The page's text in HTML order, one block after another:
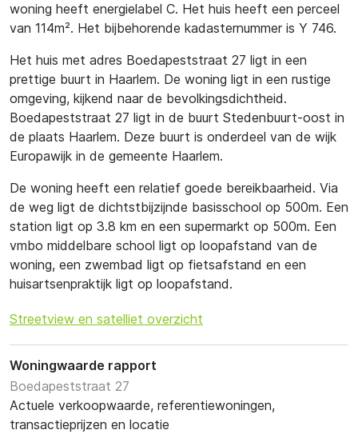
woning heeft energielabel C. Het huis heeft een perceel
van 114m². Het bijbehorende kadasternummer is Y 746.
Het huis met adres Boedapeststraat 27 ligt in een
prettige buurt in Haarlem. De woning ligt in een rustige
omgeving, kijkend naar de bevolkingsdichtheid.
Boedapeststraat 27 ligt in de buurt Stedenbuurt-oost in
de plaats Haarlem. Deze buurt is onderdeel van de wijk
Europawijk in de gemeente Haarlem.
De woning heeft een relatief goede bereikbaarheid. Via
de weg ligt de dichtstbijzijnde basisschool op 500m. Een
station ligt op 3.8 km en een supermarkt op 500m. Een
vmbo middelbare school ligt op loopafstand van de
woning, een zwembad ligt op fietsafstand en een
huisartsenpraktijk ligt op loopafstand.
Streetview en satelliet overzicht
Woningwaarde rapport
Boedapeststraat 27
Actuele verkoopwaarde, referentiewoningen,
transactieprijzen en locatie